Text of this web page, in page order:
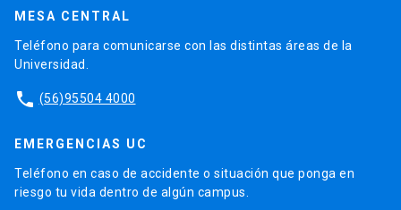
MESA CENTRAL
Teléfono para comunicarse con las distintas áreas de la
Universidad.
phone (56)95504 4000
EMERGENCIAS UC
Teléfono en caso de accidente o situación que ponga en
riesgo tu vida dentro de algún campus.